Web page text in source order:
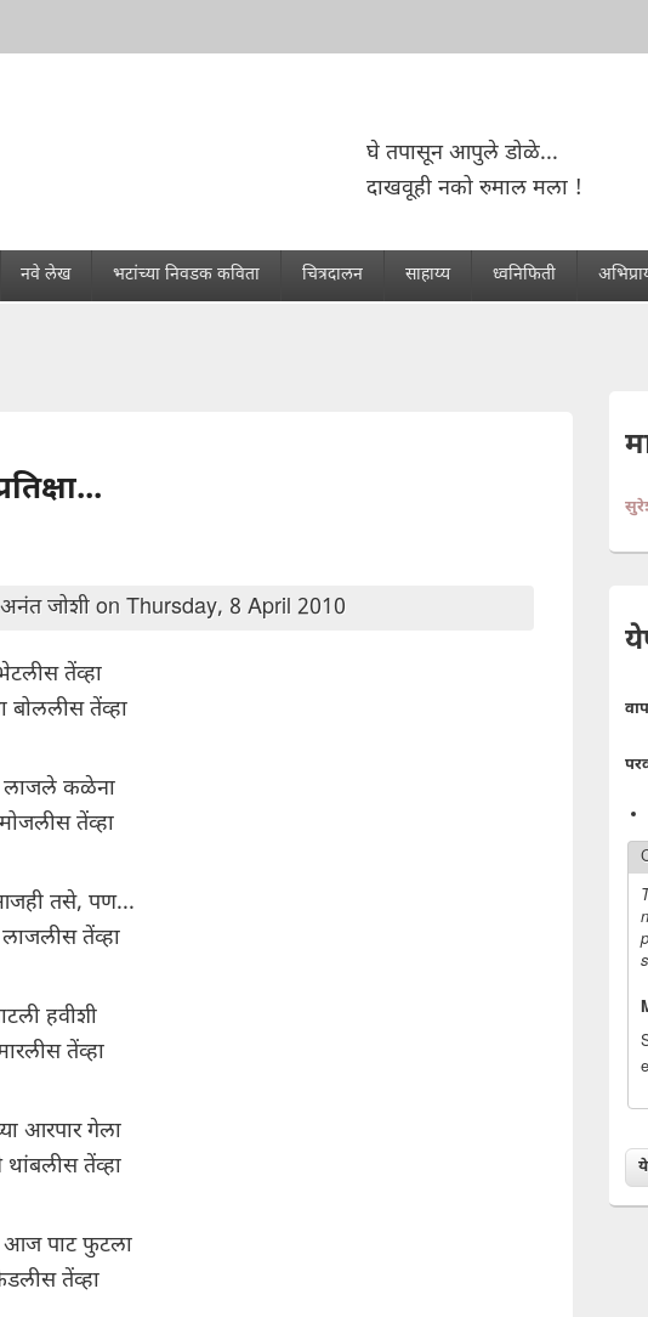
घे तपासून आपुले डोळे...
दाखवूही नको रुमाल मला !
नवे लेख भटांच्या निवडक कविता चित्रदालन साहाय्य ध्वनिफिती
जोशी on Thursday, 8 April 2010
तेंव्हा
बोललीस तेंव्हा
लाजले कळेना
तेंव्हा
तसे, पण...
तेंव्हा
हवीशी
तेंव्हा
आरपार गेला
तेंव्हा
आज पाट फुटला
तेंव्हा